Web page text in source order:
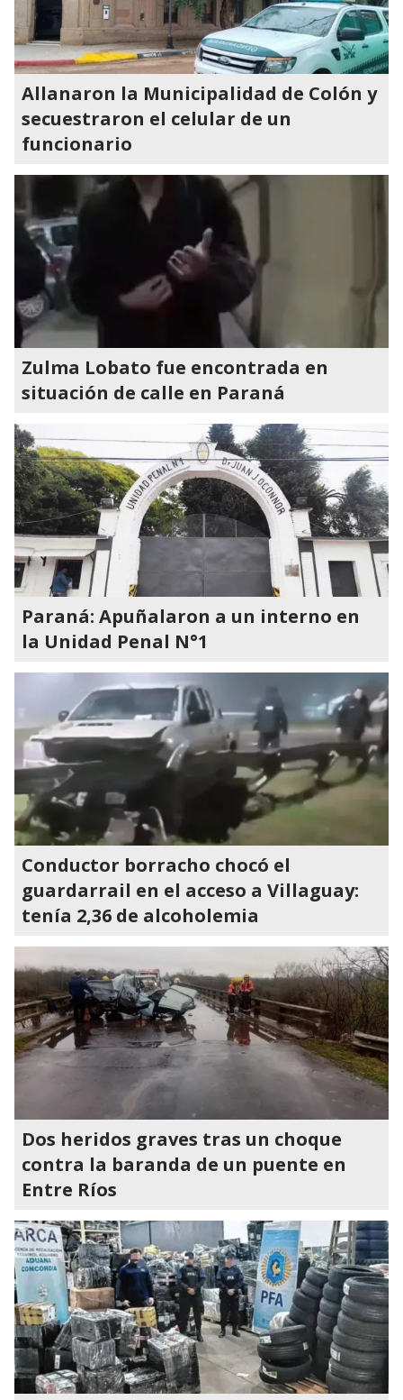
Allanaron la Municipalidad de Colón y
secuestraron el celular de un
funcionario
Zulma Lobato fue encontrada en
situación de calle en Paraná
Paraná: Apuñalaron a un interno en
la Unidad Penal N°1
Conductor borracho chocó el
guardarrail en el acceso a Villaguay:
tenía 2,36 de alcoholemia
Dos heridos graves tras un choque
contra la baranda de un puente en
Entre Ríos